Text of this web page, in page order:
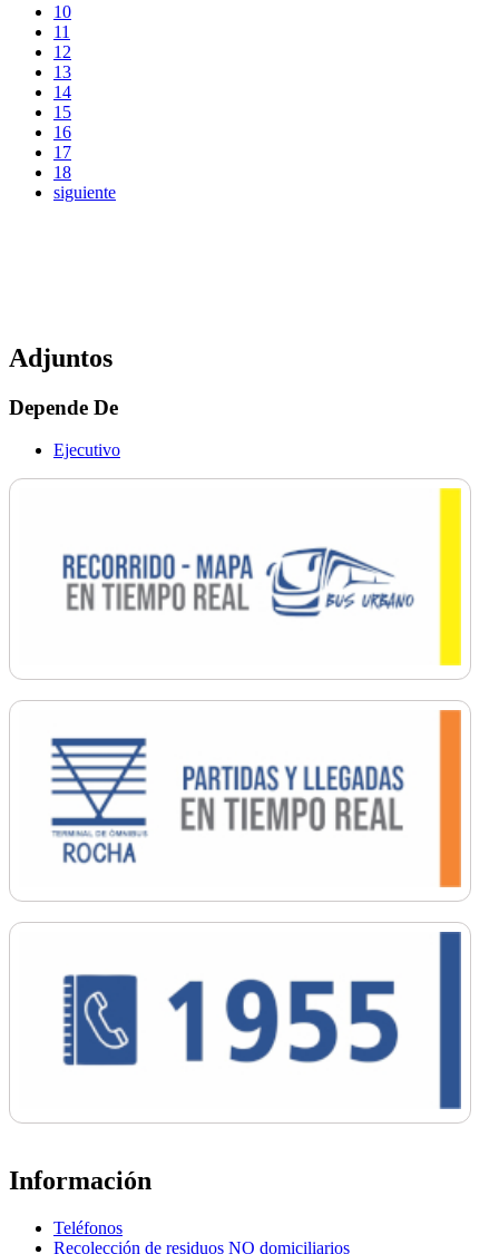
10
11
12
13
14
15
16
17
18
siguiente
Adjuntos
Depende De
Ejecutivo
Información
Teléfonos
Recolección de residuos NO domiciliarios